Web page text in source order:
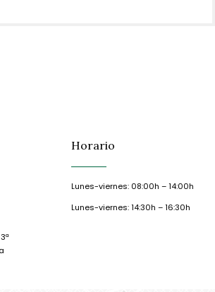
Horario
Lunes-viernes: 08:00h – 14:00h
Lunes-viernes: 14:30h – 16:30h